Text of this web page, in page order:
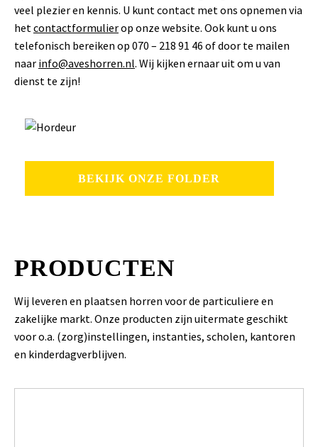
veel plezier en kennis. U kunt contact met ons opnemen via
hetcontactformulierop onze website. Ook kunt u ons
telefonisch bereiken op 070 – 218 91 46 of door te mailen
naar info@aveshorren.nl. Wij kijken ernaar uit om u van
dienst te zijn!
BEKIJK ONZE FOLDER
PRODUCTEN
Wij leveren en plaatsen horren voor de particuliere en
zakelijke markt. Onze producten zijn uitermate geschikt
voor o.a. (zorg)instellingen, instanties, scholen, kantoren
en kinderdagverblijven.